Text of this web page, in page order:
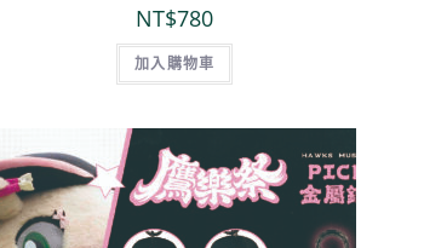
NT$780
加入購物車